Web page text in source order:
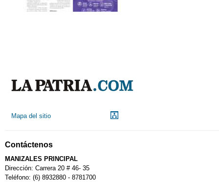
Mapa del sitio
Contáctenos
MANIZALES PRINCIPAL
Dirección: Carrera 20 # 46- 35
Teléfono: (6) 8932880 - 8781700